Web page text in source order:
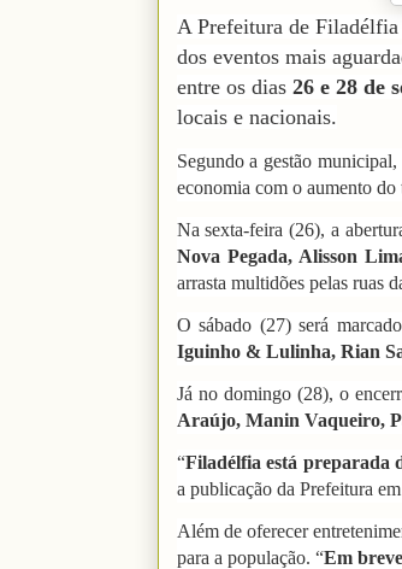
A Prefeitura de
dos eventos mais
entre os dias 26 e 28 de
locais e nacionais.
Segundo a gestão
economia com o aumento
Na sexta-feira (26), a
Nova Pegada, Alisson
arrasta multidões pelas ruas
O sábado (27) será
Iguinho & Lulinha, Rian
Já no domingo (28), o
Araújo, Manin Vaqueiro,
“Filadélfia está preparada
a publicação da Prefeitura
Além de oferecer
para a população. “Em